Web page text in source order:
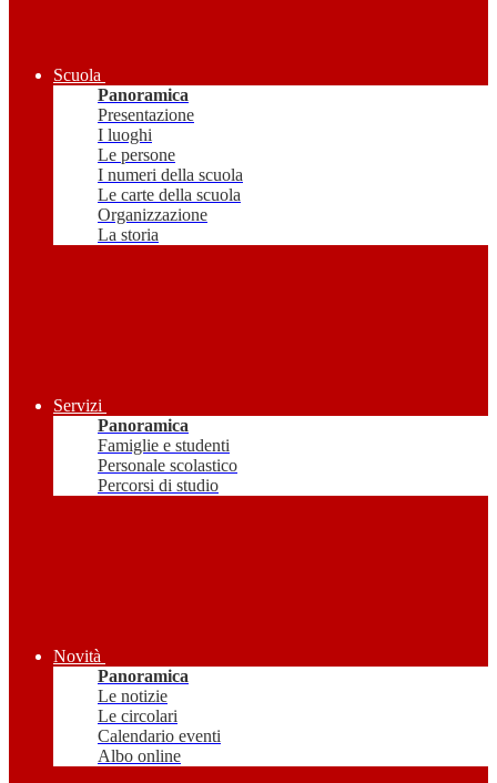
Scuola
Panoramica
Presentazione
I luoghi
Le persone
I numeri della scuola
Le carte della scuola
Organizzazione
La storia
Servizi
Panoramica
Famiglie e studenti
Personale scolastico
Percorsi di studio
Novità
Panoramica
Le notizie
Le circolari
Calendario eventi
Albo online